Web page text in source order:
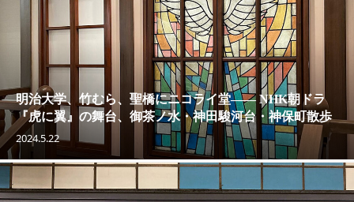
明治大学、竹むら、聖橋にニコライ堂—— NHK朝ドラ
『虎に翼』の舞台、御茶ノ水・神田駿河台・神保町散歩
2024.5.22